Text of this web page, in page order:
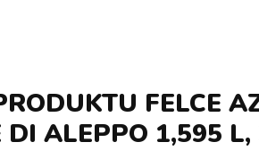
FELCE
DI ALEPPO 1,595